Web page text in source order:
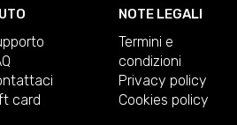
card
NOTE LEGALI
Termini e
condizioni
Privacy policy
Cookies policy